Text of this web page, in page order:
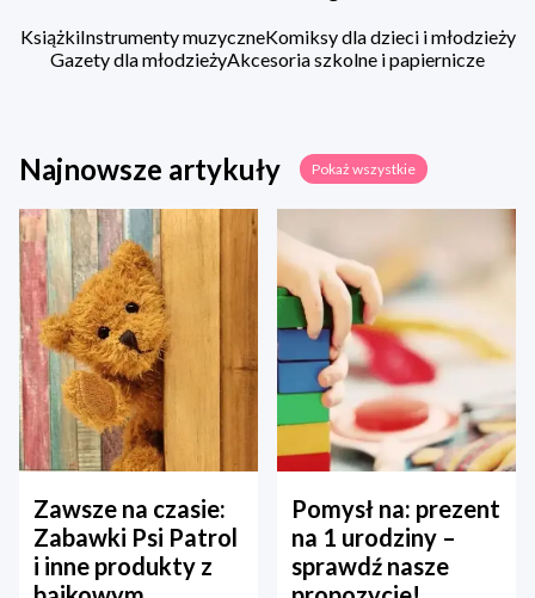
KsiążkiInstrumenty muzyczneKomiksy dla dzieci i młodzieży
Gazety dla młodzieżyAkcesoria szkolne i papiernicze
Najnowsze artykuły Pokaż wszystkie
Zawsze na czasie:
Zabawki Psi Patrol
i inne produkty z
Pomysł na: prezent
na 1 urodziny –
sprawdź nasze